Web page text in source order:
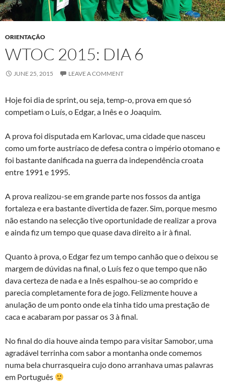
ORIENTAÇÃO
WTOC 2015: DIA 6
JUNE 25, 2015 LEAVE A COMMENT
Hoje foi dia de sprint, ou seja, temp-o, prova em que só
competiam o Luís, o Edgar, a Inês e o Joaquim.
A prova foi disputada em Karlovac, uma cidade que nasceu
como um forte austríaco de defesa contra o império otomano e
foi bastante danificada na guerra da independência croata
entre 1991 e 1995.
A prova realizou-se em grande parte nos fossos da antiga
fortaleza e era bastante divertida de fazer. Sim, porque mesmo
não estando na selecção tive oportunidade de realizar a prova
e ainda fiz um tempo que quase dava direito a ir à final.
Quanto à prova, o Edgar fez um tempo canhão que o deixou se
margem de dúvidas na final, o Luís fez o que tempo que não
dava certeza de nada e a Inês espalhou-se ao comprido e
parecia completamente fora de jogo. Felizmente houve a
anulação de um ponto onde ela tinha tido uma prestação de
caca e acabaram por passar os 3 à final.
No final do dia houve ainda tempo para visitar Samobor, uma
agradável terrinha com sabor a montanha onde comemos
numa bela churrasqueira cujo dono arranhava umas palavras
em Português